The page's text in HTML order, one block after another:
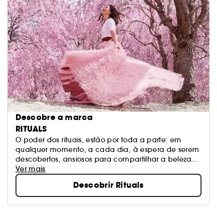
Descobre a marca
RITUALS
O poder dos rituais, estão por toda a parte: em
qualquer momento, a cada dia, à espera de serem
descobertos, ansiosos para compartilhar a beleza
que possuem. São os momentos aparentemente
sem significado que todos tendemos a ignorar. A
Rituals mostra-lhe estes momentos e lembra-o de os
viver com alegria. Conhece todas as coleções,
assim como os exclusivos Sephora.
Ver mais
Descobrir Rituals